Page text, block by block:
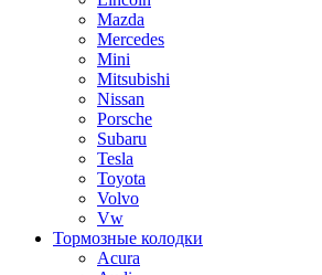
Mazda
Mercedes
Mini
Mitsubishi
Nissan
Porsche
Subaru
Tesla
Toyota
Volvo
Vw
Тормозные колодки
Acura